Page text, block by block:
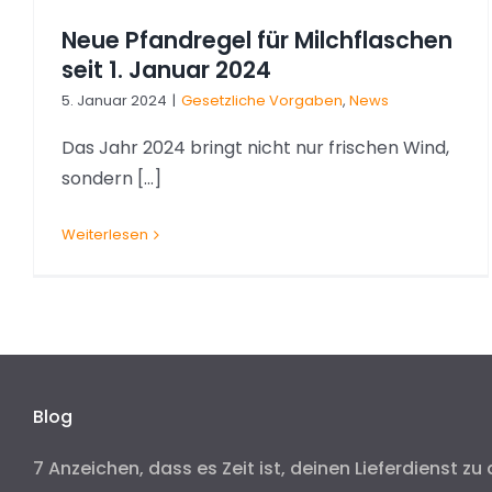
Neue Pfandregel für Milchflaschen
seit 1. Januar 2024
5. Januar 2024 | Gesetzliche Vorgaben, News
Das Jahr 2024 bringt nicht nur frischen Wind,
sondern [...]
Weiterlesen
Blog
7 Anzeichen, dass es Zeit ist, deinen Lieferdienst